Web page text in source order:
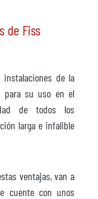
de Fiss
instalaciones de la
para su uso en el
de todos los
larga e infalible
ventajas, van a
cuente con unos